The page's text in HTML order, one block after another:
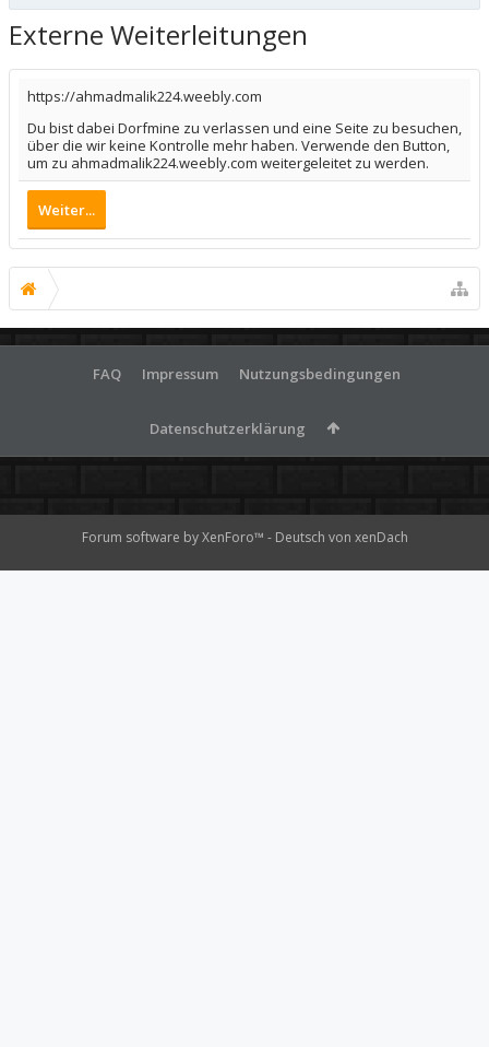
Externe Weiterleitungen
https://ahmadmalik224.weebly.com
Du bist dabei Dorfmine zu verlassen und eine Seite zu besuchen,
über die wir keine Kontrolle mehr haben. Verwende den Button,
um zu ahmadmalik224.weebly.com weitergeleitet zu werden.
Weiter...
FAQ Impressum Nutzungsbedingungen
Datenschutzerklärung
Forum software by XenForo™ - Deutsch von xenDach